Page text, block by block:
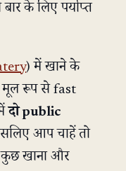
के लिए पर्याप्त
) में खाने के
मूल रूप से fast
दो public
आप चाहें तो
कुछ खाना और